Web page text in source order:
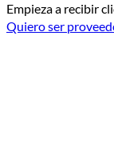
Empieza a recibir
Quiero ser